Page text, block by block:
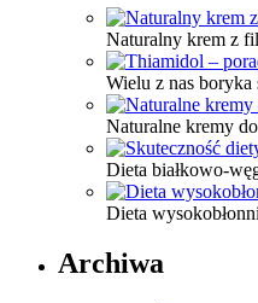
Naturalny krem z
Wielu z nas
Naturalne kremy
Dieta białkowo-
Dieta
Archiwa